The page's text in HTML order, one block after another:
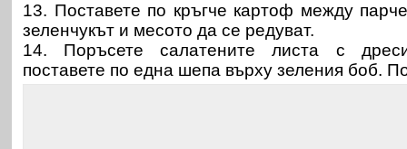
13. Поставете по кръгче картоф между
зеленчукът и месото да се редуват.
14. Поръсете салатените листа с
поставете по една шепа върху зеления боб.